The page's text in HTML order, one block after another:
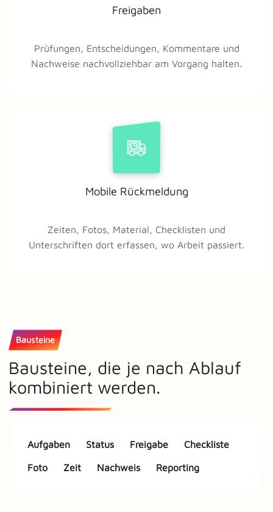
Freigaben
Prüfungen, Entscheidungen, Kommentare und
Nachweise nachvollziehbar am Vorgang halten.
Mobile Rückmeldung
Zeiten, Fotos, Material, Checklisten und
Unterschriften dort erfassen, wo Arbeit passiert.
Bausteine
Bausteine, die je nach Ablauf
kombiniert werden.
Aufgaben Status Freigabe Checkliste
Foto Zeit Nachweis Reporting